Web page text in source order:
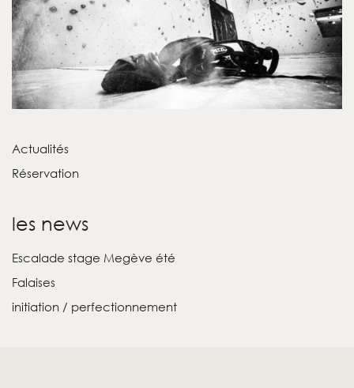
Actualités
Réservation
les news
Escalade stage Megève été
Falaises
initiation / perfectionnement